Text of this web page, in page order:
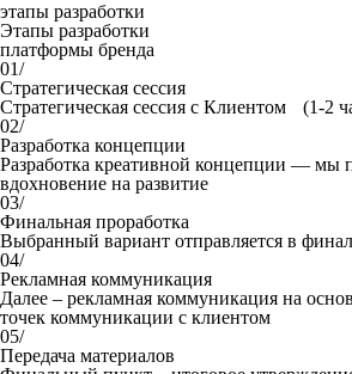
этапы разработки
Этапы разработки
платформы бренда
01/
Стратегическая сессия
Стратегическая сессия с Клиентом (1-2
02/
Разработка концепции
Разработка креативной концепции — мы
вдохновение на развитие
03/
Финальная проработка
Выбранный вариант отправляется в
04/
Рекламная коммуникация
Далее – рекламная коммуникация на
точек коммуникации с клиентом
05/
Передача материалов